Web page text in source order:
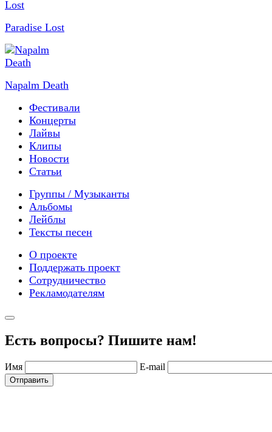
Paradise Lost
Napalm Death
Фестивали
Концерты
Лайвы
Клипы
Новости
Статьи
Группы / Музыканты
Альбомы
Лейблы
Тексты песен
О проекте
Поддержать проект
Сотрудничество
Рекламодателям
Есть вопросы? Пишите нам!
Имя E-mail